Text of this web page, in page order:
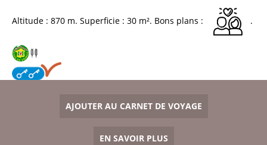
Altitude : 870 m Superficie : 30 m² Bons plans :
AJOUTER AU CARNET DE VOYAGE
EN SAVOIR PLUS